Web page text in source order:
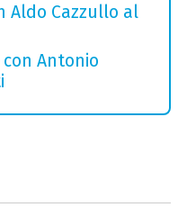
Aldo Cazzullo al
Antonio